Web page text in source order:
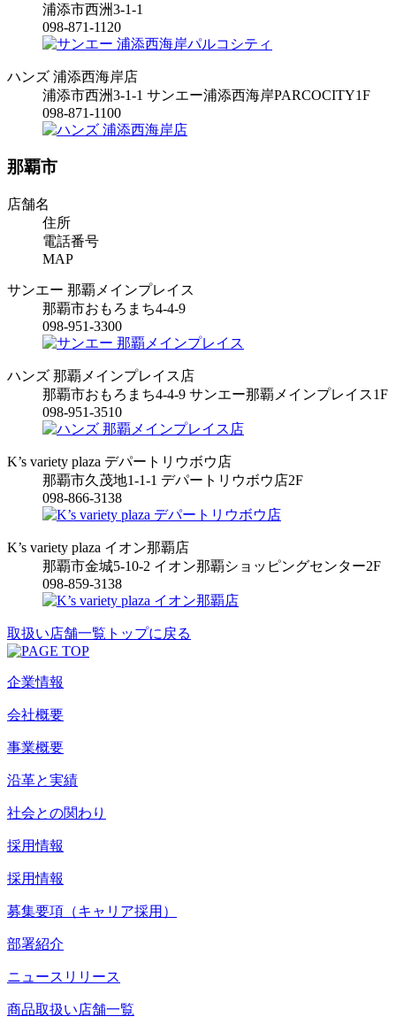
浦添市西洲3-1-1
098-871-1120
ハンズ 浦添西海岸店
浦添市西洲3-1-1 サンエー浦添西海岸PARCOCITY1F
098-871-1100
那覇市
店舗名
住所
電話番号
MAP
サンエー 那覇メインプレイス
那覇市おもろまち4-4-9
098-951-3300
ハンズ 那覇メインプレイス店
那覇市おもろまち4-4-9 サンエー那覇メインプレイス1F
098-951-3510
K’s variety plaza デパートリウボウ店
那覇市久茂地1-1-1 デパートリウボウ店2F
098-866-3138
K’s variety plaza イオン那覇店
那覇市金城5-10-2 イオン那覇ショッピングセンター2F
098-859-3138
取扱い店舗一覧トップに戻る
企業情報
会社概要
事業概要
沿革と実績
社会との関わり
採用情報
採用情報
募集要項（キャリア採用）
部署紹介
ニュースリリース
商品取扱い店舗一覧